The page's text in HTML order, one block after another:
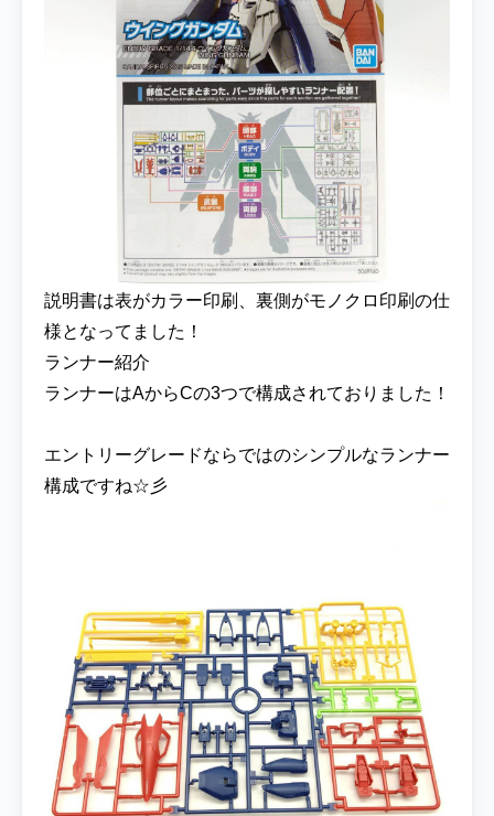
合の機体として、こっそりゲスト出演してい
ためちゃくちゃマニアックな機体です！！ウ
イングガンダムはGガンに登場する機体の没
案を元にデザインされたのことですが、新シ
リーズ始まる前に登場したという放映当時も
話題になったようですね(^^♪Gガンより前に
テレビや映画で活躍している宇宙世紀の機体
も出ていたのでGガン最終話はお祭り状態な
んですけど(*^^)v 今回は『ENTRY GRADE
1/144 ウイングガンダム』を使用していきま
す！ウイングガンダムは1995年にテレビ放映
された『新機動戦記ガンダムW』の主人公
『ヒイロ・ユイ』がパイロットの主役機とな
ります。またこのキットが発売された2025年
がアニメ放送30周年記念で、ウイングガンダ
ムは北米エリアでも大人気のシリーズですよ
ンダム』を各ECサイトで探してみる エント
リーグレードガンダムの ウイングガンダムの
今回はこのウイングガンダムをGガンダムの
最終話に登場したカラーリングを参考に塗装
していきます！しかし公式さんからのデザイ
ンが発表されてはおらず、登場した際のカッ
ト数があまりにも少ないので全体の色合いを
把握することが非常に難しいという( ;∀;)不明
な個所は独自解釈で進めていこうと思いま
す！※今回はSNSで調べた投稿を埋め込み機
説明書は表がカラー印刷、裏側がモノクロ印刷の仕
様となってました！
ランナー紹介
ランナーはAからCの3つで構成されておりました！
エントリーグレードならではのシンプルなランナー
構成ですね☆彡